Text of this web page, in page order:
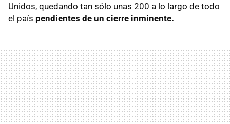
Unidos, quedando tan sólo unas 200 a lo largo de todo
el país pendientes de un cierre inminente.